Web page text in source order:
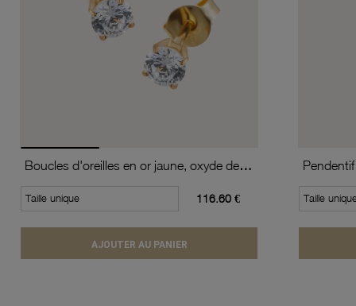
Boucles d'oreilles en or jaune, oxyde de zirconium (moyen modèle).
Taille unique 116.60 €
AJOUTER AU PANIER
Taille